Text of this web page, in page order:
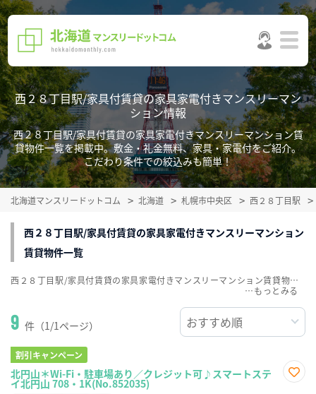
西２８丁目駅/家具付賃貸の家具家電付きマンスリーマン
ション情報
西２８丁目駅/家具付賃貸の家具家電付きマンスリーマンション賃
貸物件一覧を掲載中。敷金・礼金無料、家具・家電付をご紹介。
こだわり条件での絞込みも簡単！
北海道マンスリードットコム 北海道 札幌市中央区 西２８丁目駅
西２８丁目駅/家具付賃貸の家具家電付きマンスリーマンション
賃貸物件一覧
9 件（1/1ページ）
割引キャンペーン
北円山＊Wi-Fi・駐車場あり／クレジット可♪スマートステ
イ北円山 708・1K(No.852035)
西２８丁目駅/家具付賃貸の家具家電付きマンスリーマンション賃貸物件一覧を掲載中。敷金・礼金無料、家具・家電付をご紹介。こだわり条件での絞込みも簡単！
…